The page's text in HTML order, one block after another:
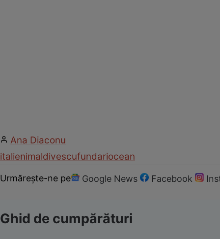
Ana Diaconu
italienimaldivescufundariocean
Urmărește-ne pe Google News Facebook
Ghid de cumpărături